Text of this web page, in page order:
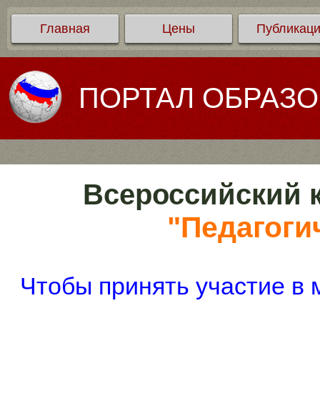
Главная Цены
ПОРТАЛ
Всероссийский
Чтобы принять участие